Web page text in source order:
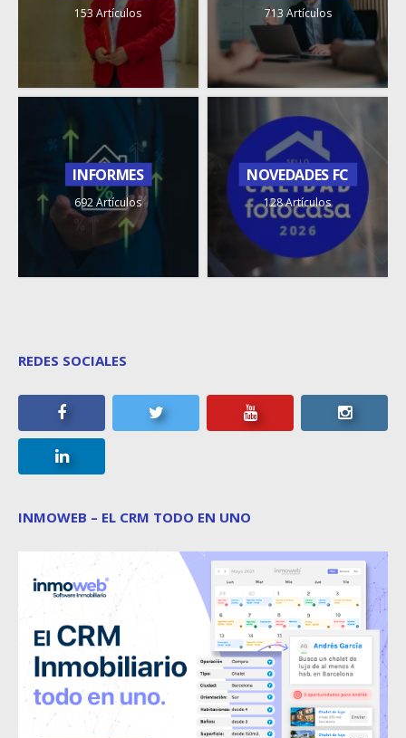
153 Artículos 713 Artículos
INFORMES
692 Artículos
NOVEDADES FC
128 Artículos
REDES SOCIALES
INMOWEB – EL CRM TODO EN UNO